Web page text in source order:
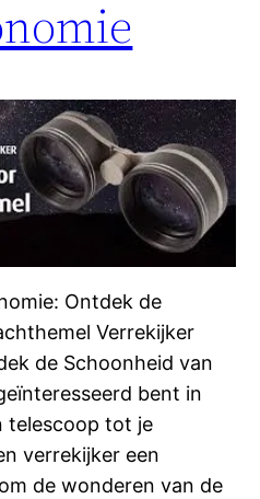
Ontdek de
Verrekijker
de Schoonheid van
bent in
telescoop tot je
verrekijker een
de wonderen van de